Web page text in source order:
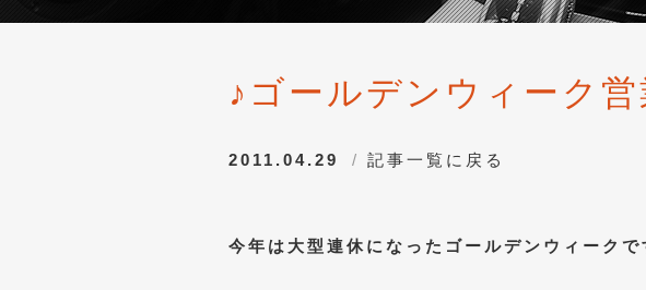
♪ゴールデンウィーク営
2011.04.29 記事一覧に戻る
今年は大型連休になったゴールデンウィークで